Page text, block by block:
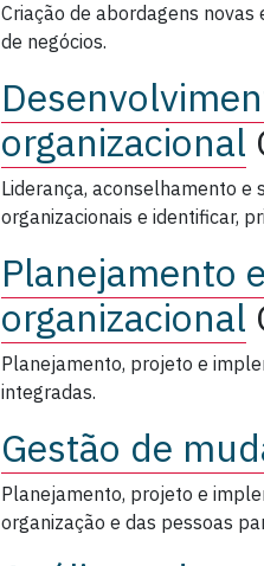
Criação de abordagens
de negócios.
organizacional
Liderança, aconselhamento
organizacionais e identificar,
Planejamento
organizacional
Planejamento, projeto e
integradas.
Gestão de
Planejamento, projeto e
organização e das pessoas